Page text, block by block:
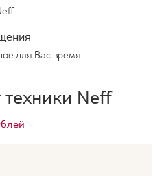
для Вас время
Neff